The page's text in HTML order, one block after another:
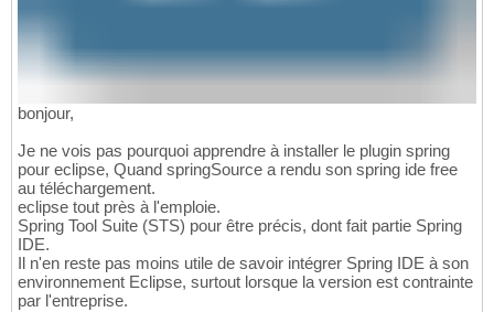
bonjour,
Je ne vois pas pourquoi apprendre à installer le plugin spring
pour eclipse, Quand springSource a rendu son spring ide free
au téléchargement.
eclipse tout près à l'emploie.
Spring Tool Suite (STS) pour être précis, dont fait partie Spring
IDE.
Il n'en reste pas moins utile de savoir intégrer Spring IDE à son
environnement Eclipse, surtout lorsque la version est contrainte
par l'entreprise.